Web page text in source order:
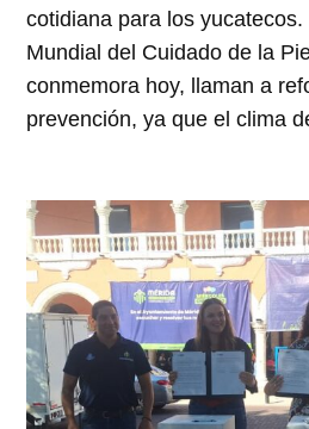
cotidiana para los
Mundial del Cuidado de la
conmemora hoy, llaman a
prevención, ya que el clima